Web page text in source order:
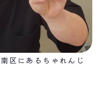
区にあるちゃれんじ